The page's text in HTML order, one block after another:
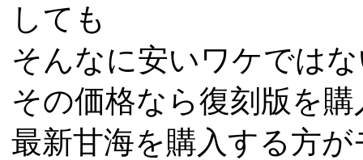
しても
そんなに安いワケでは
その価格なら復刻版を
最新甘海を購入する方